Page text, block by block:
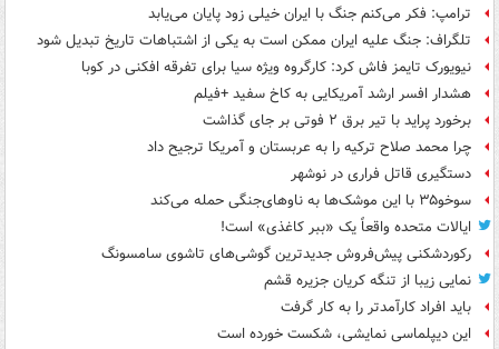
ترامپ: فکر می‌کنم جنگ با ایران خیلی زود پایان می‌یابد
تلگراف: جنگ علیه ایران ممکن است به یکی از اشتباهات تاریخ تبدیل شود
نیویورک تایمز فاش کرد: کارگروه ویژه سیا برای تفرقه افکنی در کوبا
هشدار افسر ارشد آمریکایی به کاخ سفید +فیلم
برخورد پراید با تیر برق ۲ فوتی بر جای گذاشت
چرا محمد صلاح ترکیه را به عربستان و آمریکا ترجیح داد
دستگیری قاتل فراری در نوشهر
سوخو۳۵ با این موشک‌ها به ناوهای‌جنگی حمله می‌کند
ایالات متحده واقعاً یک «ببر کاغذی» است!
رکوردشکنی پیش‌فروش جدیدترین گوشی‌های تاشوی سامسونگ
نمایی زیبا از تنگه کریان جزیره قشم
باید افراد کارآمدتر را به کار گرفت
این دیپلماسی نمایشی، شکست خورده است